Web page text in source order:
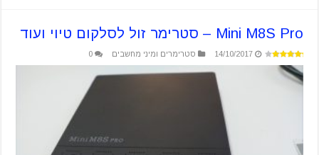
Mini M8S Pro – סטרימר זול לסלקום טיוי ועוד
14/10/2017 סטרימרים ומיני מחשבים 0